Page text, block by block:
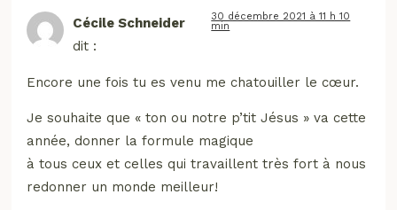
Cécile Schneider
dit :
30 décembre 2021 à 11 h 10
min
Encore une fois tu es venu me chatouiller le cœur.
Je souhaite que « ton ou notre p’tit Jésus » va cette
année, donner la formule magique
à tous ceux et celles qui travaillent très fort à nous
redonner un monde meilleur!